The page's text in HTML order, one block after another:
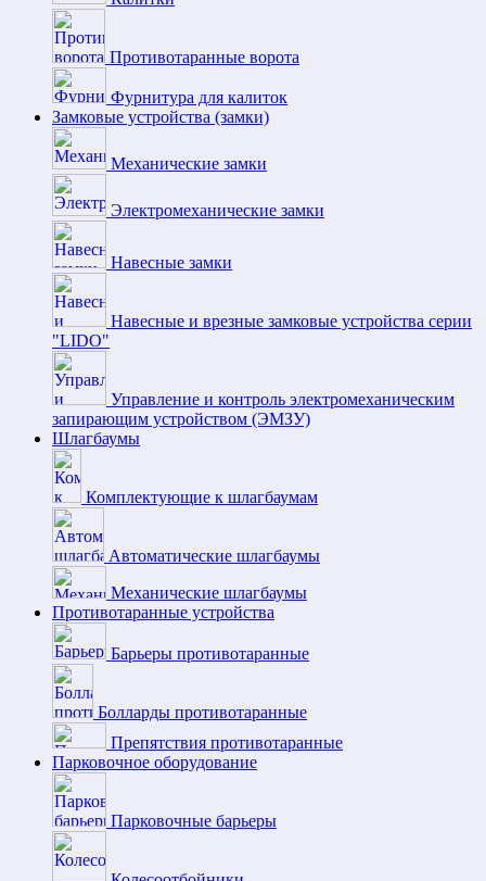
Противотаранные ворота
Фурнитура для калиток
Замковые устройства (замки)
Механические замки
Электромеханические замки
Навесные замки
Навесные и врезные замковые устройства серии
"LIDO"
Управление и контроль электромеханическим
запирающим устройством (ЭМЗУ)
Шлагбаумы
Комплектующие к шлагбаумам
Автоматические шлагбаумы
Механические шлагбаумы
Противотаранные устройства
Барьеры противотаранные
Болларды противотаранные
Препятствия противотаранные
Парковочное оборудование
Парковочные барьеры